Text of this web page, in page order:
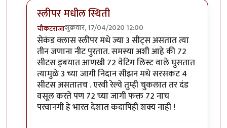
स्लीपर मधील स्थिती
चौकटराजाशुक्रवार, 17/04/2020 12:00
In reply to...byहेमंतकुमार
सेकंड क्लास स्लीपर मधे ज्या 3 सीट्स असतात त्या
तीन जणाना नीट पुरतात. समस्या अशी आहे की 72
सीटस ड्बयात आणखी 72 वेटिग लिस्ट वाले घुसतात
त्यामुळे 3 च्या जागी निदान सीझन मधे सरसकट 4
सीटस असतातच . एरवी रेल्वे तुम्ही चुकलात तर दंड
वसूल करते पण 72 च्या जागी फक्त 72 नाच
परवानगी हे भारत देशात कदापिही शक्य नाही !